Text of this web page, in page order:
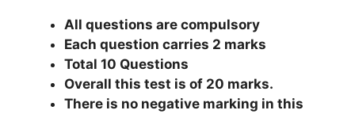
All questions are compulsory
Each question carries 2 marks
Total 10 Questions
Overall this test is of 20 marks.
There is no negative marking in this